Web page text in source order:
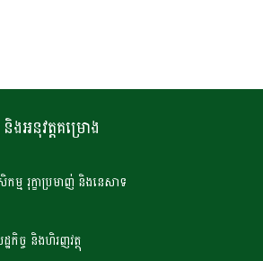
និងអនុវត្តគម្រោង
ម្ម រុក្ខាប្រមាញ់ និងនេសាទ
កិច្ច និងហិរញវត្ថុ